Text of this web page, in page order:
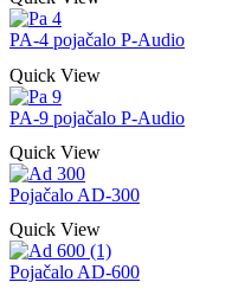
PA-4 pojačalo P-Audio
Quick View
PA-9 pojačalo P-Audio
Quick View
Pojačalo AD-300
Quick View
Pojačalo AD-600